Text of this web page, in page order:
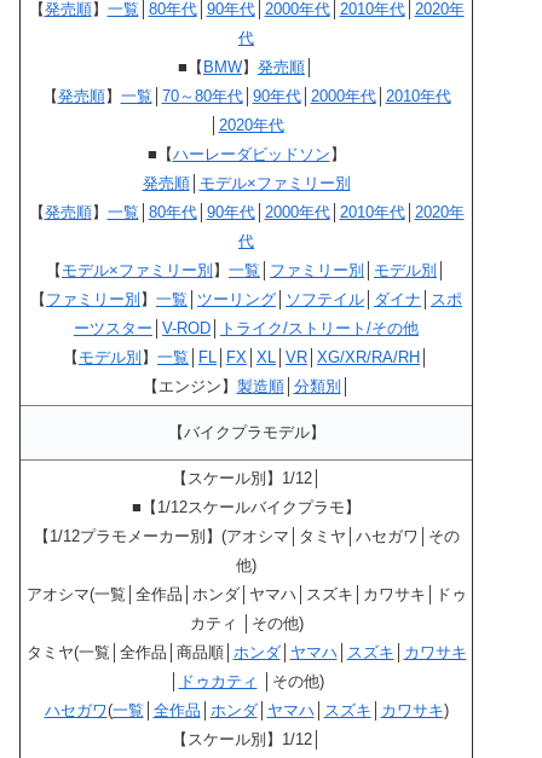
【発売順】 一覧 80年代│ 90年代│ 2000年代│ 2010年代│ 2020年
代
■【BMW】 発売順
【発売順】 一覧 70～80年代│ 90年代│ 2000年代│ 2010年代
2020年代
■【ハーレーダビッドソン】
発売順│ モデル×ファミリー別
【発売順】 一覧 80年代│ 90年代│ 2000年代│ 2010年代│ 2020年
代
【モデル×ファミリー別】 一覧 ファミリー別 モデル別
【ファミリー別】 一覧 ツーリング ソフテイル ダイナ
スポ
ーツスター V-ROD
トライク/ストリート/その他
【モデル別】 一覧 FL FX XL VR XG/XR/RA/RH
【エンジン】 製造順│ 分類別
【バイクプラモデル】
【スケール別】1/12│
■【1/12スケールバイクプラモ】
【1/12プラモメーカー別】(アオシマ│タミヤ│ハセガワ│その
他)
アオシマ(一覧│全作品│ホンダ│ヤマハ│スズキ│カワサキ│ドゥ
カティ │その他)
タミヤ(一覧│全作品│商品順│ ホンダ│ ヤマハ スズキ
カワサキ
ドゥカティ │その他)
ハセガワ(一覧 全作品 ホンダ│ ヤマハ スズキ カワサキ)
【スケール別】1/12│